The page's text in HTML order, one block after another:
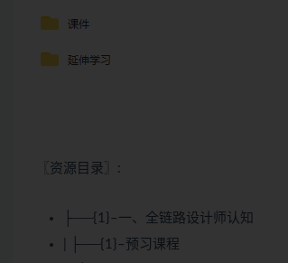
〖资源目录〗:
├──{1}–一、全链路设计师认知
| ├──{1}–预习课程